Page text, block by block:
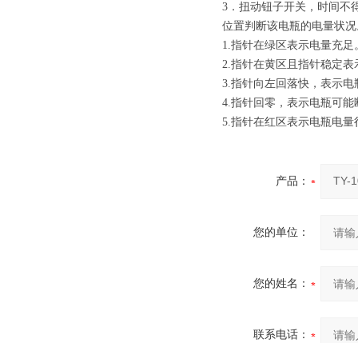
3．扭动钮子开关，时间不
位置判断该电瓶的电量状
1.指针在绿区表示电量充足
2.指针在黄区且指针稳定
3.指针向左回落快，表示电
4.指针回零，表示电瓶可能
5.指针在红区表示电瓶电
产品：
您的单位：
您的姓名：
联系电话：